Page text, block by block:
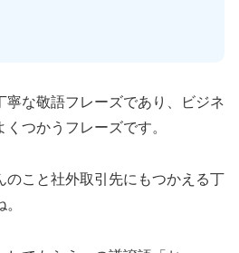
寧な敬語フレーズであり、ビジネ
つかうフレーズです。
のこと社外取引先にもつかえる丁